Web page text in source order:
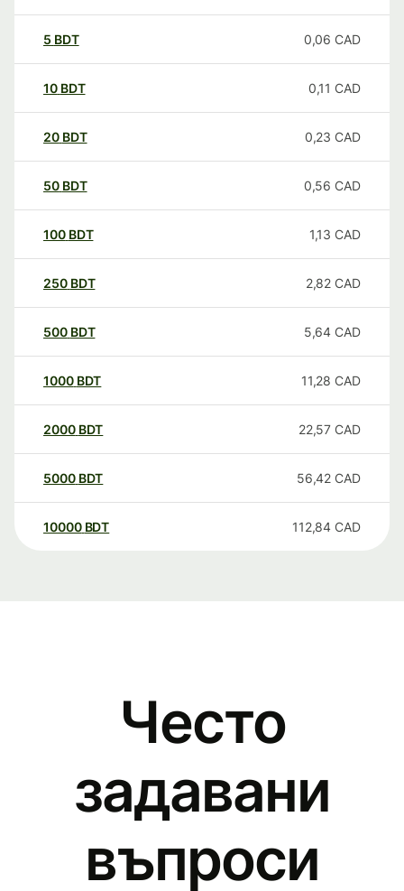
5 BDT 0,06 CAD
10 BDT 0,11 CAD
20 BDT 0,23 CAD
50 BDT 0,56 CAD
100 BDT 1,13 CAD
250 BDT 2,82 CAD
500 BDT 5,64 CAD
1000 BDT 11,28 CAD
2000 BDT 22,57 CAD
5000 BDT 56,42 CAD
10000 BDT 112,84 CAD
Често
задавани
въпроси